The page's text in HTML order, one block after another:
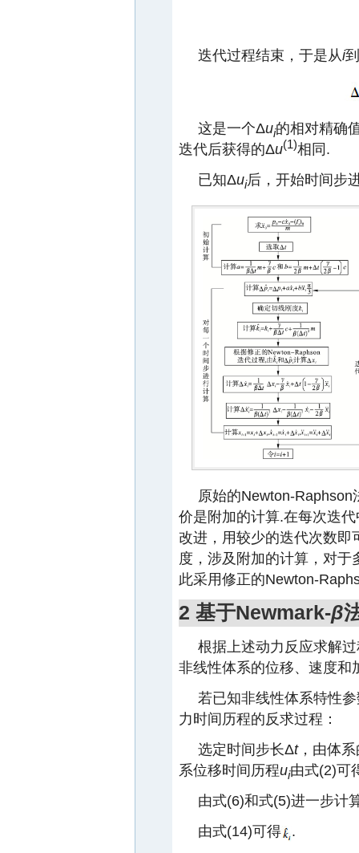
迭代过程结束，于是从i到
这是一个Δui的相对精确
迭代后获得的Δu(1)相同.
已知Δui后，开始时间步
原始的Newton-
价是附加的计算.在每次迭
改进，用较少的迭代次数即
度，涉及附加的计算，对
此采用修正的Newton-
2 基于Newmark-β
根据上述动力反应求解
非线性体系的位移、速度和
若已知非线性体系特性
力时间历程的反求过程：
选定时间步长Δt，由体
系位移时间历程ui由式(2)可
由式(6)和式(5)进一步计
由式(14)可得
.